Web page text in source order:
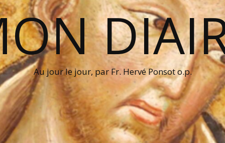
Au jour le jour, par Fr. Hervé Ponsot o.p.